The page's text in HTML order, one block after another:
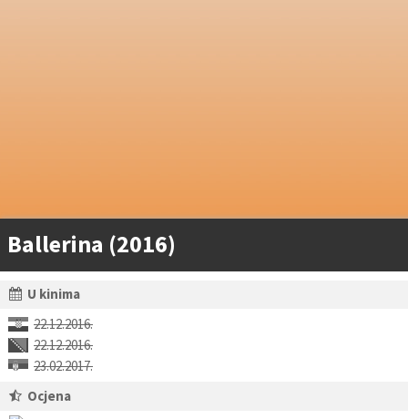
Ballerina (2016)
U kinima
22.12.2016.
22.12.2016.
23.02.2017.
Ocjena